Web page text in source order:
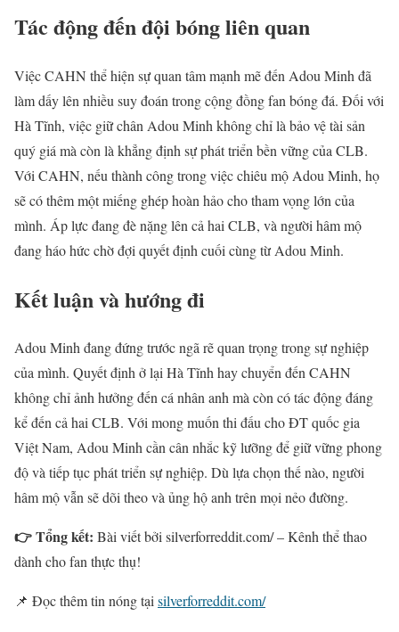
Tác động đến đội bóng liên quan
Việc CAHN thể hiện sự quan tâm mạnh mẽ đến Adou Minh đã
làm dấy lên nhiều suy đoán trong cộng đồng fan bóng đá. Đối với
Hà Tĩnh, việc giữ chân Adou Minh không chỉ là bảo vệ tài sản
quý giá mà còn là khẳng định sự phát triển bền vững của CLB.
Với CAHN, nếu thành công trong việc chiêu mộ Adou Minh, họ
sẽ có thêm một miếng ghép hoàn hảo cho tham vọng lớn của
mình. Áp lực đang đè nặng lên cả hai CLB, và người hâm mộ
đang háo hức chờ đợi quyết định cuối cùng từ Adou Minh.
Kết luận và hướng đi
Adou Minh đang đứng trước ngã rẽ quan trọng trong sự nghiệp
của mình. Quyết định ở lại Hà Tĩnh hay chuyển đến CAHN
không chỉ ảnh hưởng đến cá nhân anh mà còn có tác động đáng
kể đến cả hai CLB. Với mong muốn thi đấu cho ĐT quốc gia
Việt Nam, Adou Minh cần cân nhắc kỹ lưỡng để giữ vững phong
độ và tiếp tục phát triển sự nghiệp. Dù lựa chọn thế nào, người
hâm mộ vẫn sẽ dõi theo và ủng hộ anh trên mọi nẻo đường.
👉 Tổng kết: Bài viết bởi silverforreddit.com/ – Kênh thể thao
dành cho fan thực thụ!
📌 Đọc thêm tin nóng tạisilverforreddit.com/